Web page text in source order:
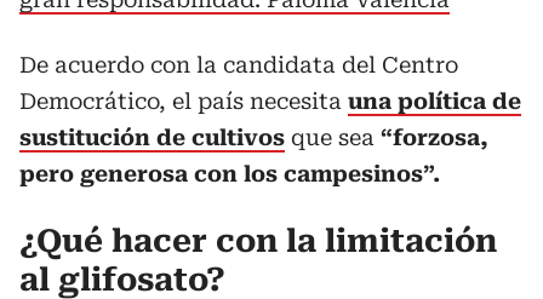
De acuerdo con la candidata del Centro
Democrático, el país necesita una política de
sustitución de cultivos que sea “forzosa,
pero generosa con los campesinos”.
¿Qué hacer con la limitación
al glifosato?